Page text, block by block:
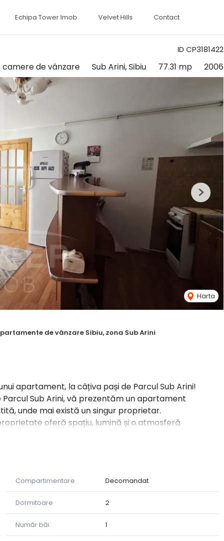
Echipa Tower Imob Velvet Hills Contact
ID CP3181422
de vânzare Sub Arini, Sibiu 77.31 mp 2006
Harta
Next
de vânzare Sibiu, zona Sub Arini
apartament, la câțiva pași de Parcul Sub Arini!
Sub Arini, vă prezentăm un apartament
unde mai există un singur proprietar.
oferă spațiu, lumină și o atmosferă
Compartimentare Decomandat
Dormitoare 2
Număr băi 1